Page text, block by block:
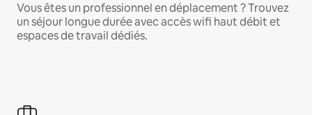
Vous êtes un professionnel en déplacement ? Trouvez
un séjour longue durée avec accès wifi haut débit et
espaces de travail dédiés.